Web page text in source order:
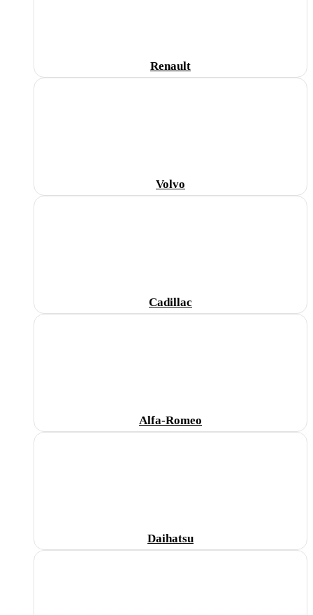
Renault
Volvo
Cadillac
Alfa-Romeo
Daihatsu